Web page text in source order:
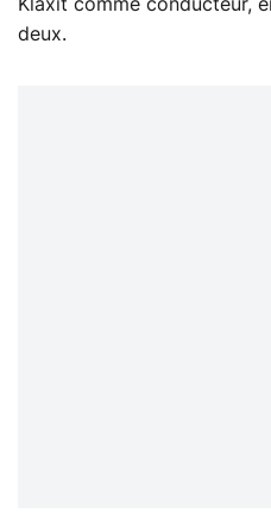
Klaxit comme conducteur,
deux.